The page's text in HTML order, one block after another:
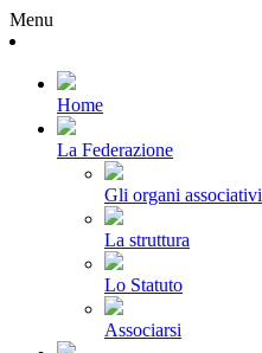
Menu
Home
La Federazione
Gli organi associativi
La struttura
Lo Statuto
Associarsi